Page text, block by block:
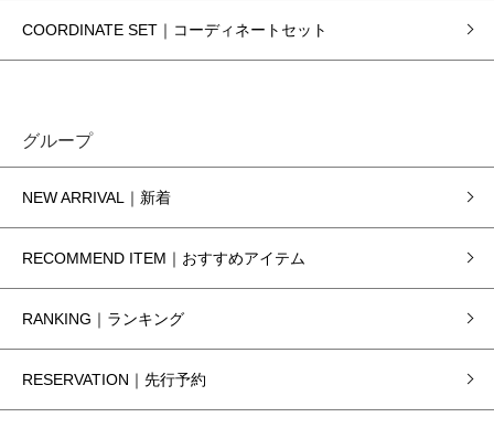
COORDINATE SET｜コーディネートセット
グループ
NEW ARRIVAL｜新着
RECOMMEND ITEM｜おすすめアイテム
RANKING｜ランキング
RESERVATION｜先行予約